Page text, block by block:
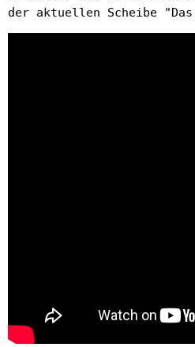
der aktuellen Scheibe "Das